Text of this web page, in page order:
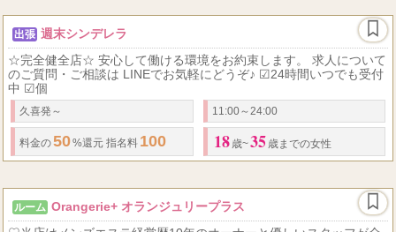
出張 週末シンデレラ
☆完全健全店☆ 安心して働ける環境をお約束します。 求人について
のご質問・ご相談は LINEでお気軽にどうぞ♪ ☑24時間いつでも受付
中 ☑個
久喜発～ 11:00～24:00
料金の50%還元 指名料 100 %バック 待機保証あり(時給支給)
18 歳~35 歳までの女性
ルーム Orangerie+ オランジュリープラス